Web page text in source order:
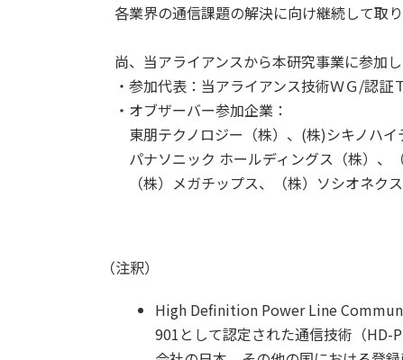
各業界の通信課題の解決に向け継続して取り
尚、当アライアンスから本研究事業に参加
・参加代表：当アライアンス技術ＷＧ/認証
・オブザーバー参加企業：
東朋テクノロジー（株）、(株)シキノハイ
パナソニック ホールディングス（株）、
（株）メガチップス、（株）ソシオネク
（注釈）
High Definition Power Line
901として認定された通信技術（HD-